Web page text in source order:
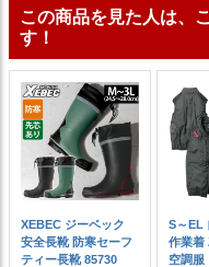
この商品を見た人は、
す！
XEBEC ジーベック
安全長靴 防寒セーフ
ティー長靴 85730
S～EL
作業着
空調服